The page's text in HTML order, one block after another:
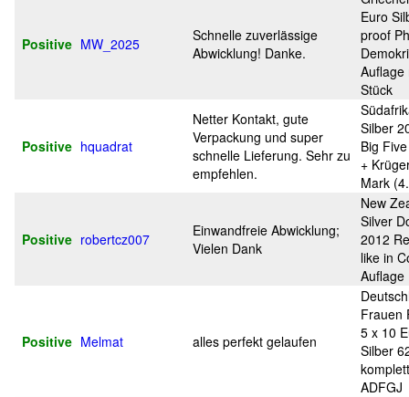
Positive MW_2025
Schnelle zuverlässige
Abwicklung! Danke.
Euro
proof
Auflage
Stück
Positive hquadrat
Netter Kontakt, gute
Verpackung und super
schnelle Lieferung. Sehr zu
empfehlen.
Silber
Big
+
Mark
Positive robertcz007
Einwandfreie Abwicklung;
Vielen Dank
New
Silver
2012
like in
Auflage
Positive Melmat alles perfekt gelaufen
Frauen
5 x 10
Silber
ADFGJ